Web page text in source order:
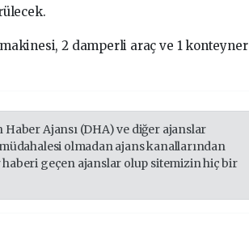
makinesi,2 damperli araçve 1 konteyner
Ajansı (DHA) ve diğer ajanslar
olmadan ajans kanallarından
geçen ajanslar olup sitemizin hiç bir